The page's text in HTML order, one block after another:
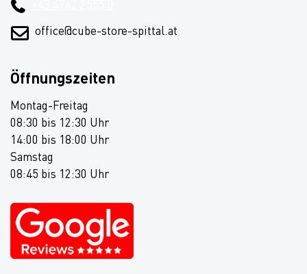
office@cube-store-spittal.at
Öffnungszeiten
Montag-Freitag
08:30 bis 12:30 Uhr
14:00 bis 18:00 Uhr
Samstag
08:45 bis 12:30 Uhr